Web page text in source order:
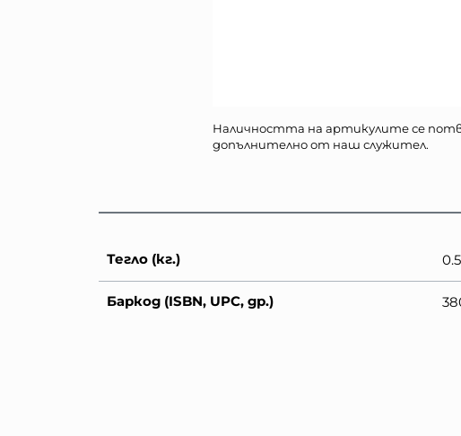
Наличността на артикулите се
допълнително от наш служител.
Тегло (кг.)
Баркод (ISBN, UPC, др.)